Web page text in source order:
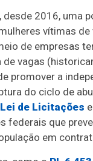
desde 2016, uma
vítimas de
de empresas
de vagas
promover a
do ciclo de
de Licitações e
federais que
em